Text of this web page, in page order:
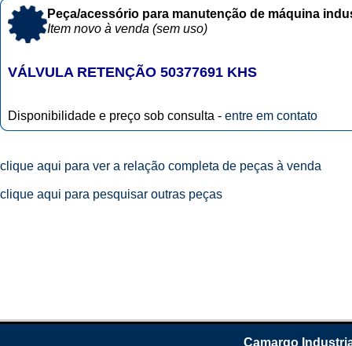
Peça/acessório para manutenção de máquina
Item novo à venda (sem uso)
VÁLVULA RETENÇÃO 50377691 KHS
Disponibilidade e preço sob consulta - entre em contato
clique aqui para ver a relação completa de peças à venda
clique aqui para pesquisar outras peças
Camargo